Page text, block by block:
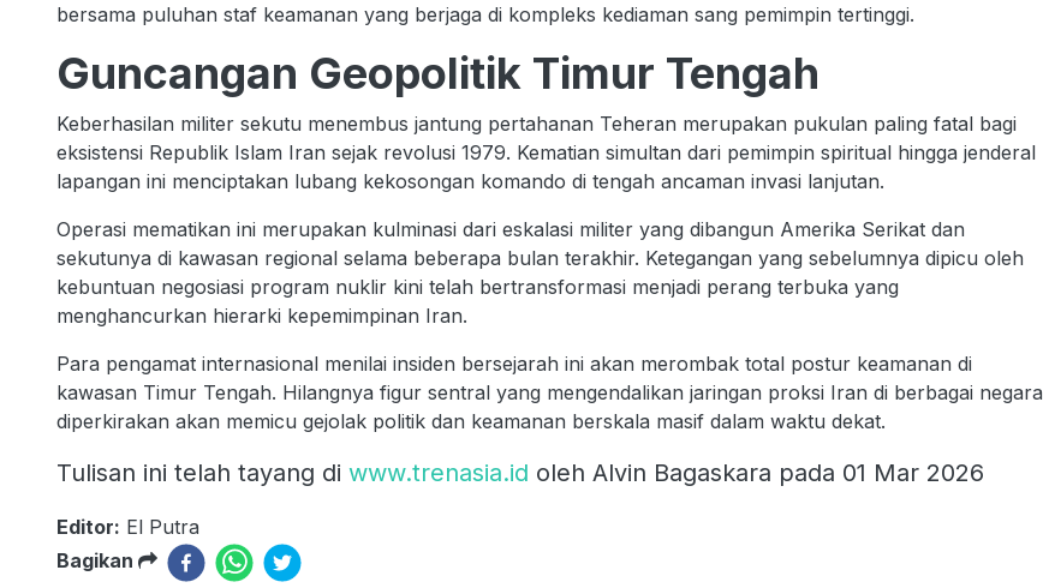
bersama puluhan staf keamanan yang berjaga di kompleks kediaman sang pemimpin tertinggi.
Guncangan Geopolitik Timur Tengah
Keberhasilan militer sekutu menembus jantung pertahanan Teheran merupakan pukulan paling fatal bagi
eksistensi Republik Islam Iran sejak revolusi 1979. Kematian simultan dari pemimpin spiritual hingga jenderal
lapangan ini menciptakan lubang kekosongan komando di tengah ancaman invasi lanjutan.
Operasi mematikan ini merupakan kulminasi dari eskalasi militer yang dibangun Amerika Serikat dan
sekutunya di kawasan regional selama beberapa bulan terakhir. Ketegangan yang sebelumnya dipicu oleh
kebuntuan negosiasi program nuklir kini telah bertransformasi menjadi perang terbuka yang
menghancurkan hierarki kepemimpinan Iran.
Para pengamat internasional menilai insiden bersejarah ini akan merombak total postur keamanan di
kawasan Timur Tengah. Hilangnya figur sentral yang mengendalikan jaringan proksi Iran di berbagai negara
diperkirakan akan memicu gejolak politik dan keamanan berskala masif dalam waktu dekat.
Tulisan ini telah tayang di www.trenasia.id oleh Alvin Bagaskara pada 01 Mar 2026
Editor: El Putra
Bagikan